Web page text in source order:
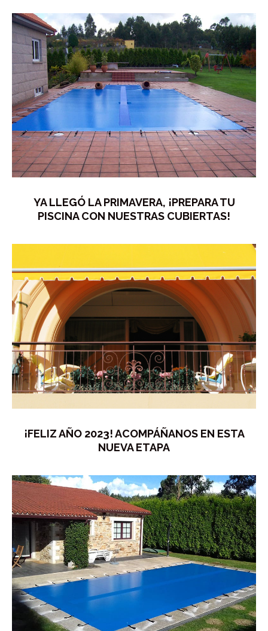
YA LLEGÓ LA PRIMAVERA, ¡PREPARA TU
PISCINA CON NUESTRAS CUBIERTAS!
¡FELIZ AÑO 2023! ACOMPÁÑANOS EN ESTA
NUEVA ETAPA